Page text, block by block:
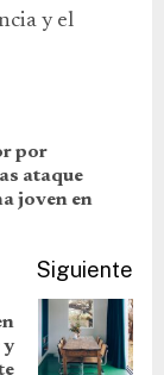
y el
por
ataque
joven en
Siguiente
y